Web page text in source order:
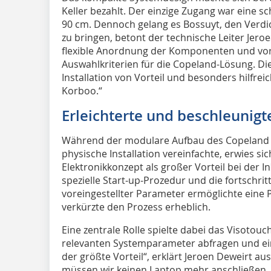
Keller bezahlt. Der einzige Zugang war eine
90 cm. Dennoch gelang es Bossuyt, den
zu bringen, betont der technische Leiter
flexible Anordnung der Komponenten und
Auswahlkriterien für die Copeland-Lösung.
Installation von Vorteil und besonders
Korboo.“
Erleichterte und
Während der modulare Aufbau des Copeland
physische Installation vereinfachte, erwies
Elektronikkonzept als großer Vorteil bei der
spezielle Start-up-Prozedur und die
voreingestellter Parameter ermöglichte eine
verkürzte den Prozess erheblich.
Eine zentrale Rolle spielte dabei das
relevanten Systemparameter abfragen und
der größte Vorteil“, erklärt Jeroen Deweirt